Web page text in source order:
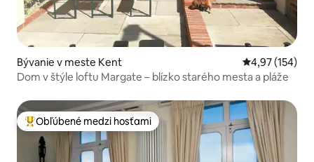
Bývanie v meste Kent Priemerné
4,97 (154)
Dom v štýle loftu Margate – blízko starého mesta a pláže
Najobľúbenejšie medzi hosťami
Obľúbené medzi hosťami